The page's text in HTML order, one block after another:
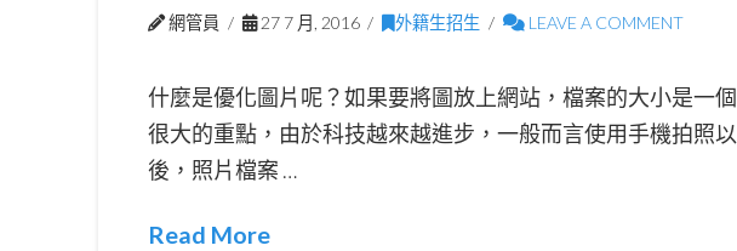
網管員 27 7 月, 2016 外籍生招生 LEAVE A COMMENT
什麼是優化圖片呢？如果要將圖放上網站，檔案的大小是一個
很大的重點，由於科技越來越進步，一般而言使用手機拍照以
後，照片檔案 …
Read More